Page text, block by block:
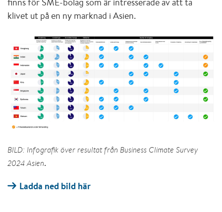
klivet ut på en ny marknad i Asien.
BILD: Infografik över resultat från Business Climate Survey
2024 Asien.
Ladda ned bild här